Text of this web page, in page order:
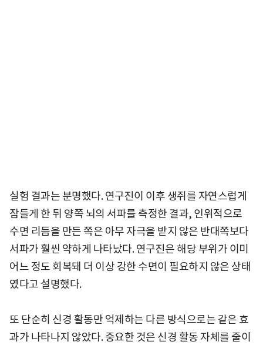
실험 결과는 분명했다. 연구진이 이후 생쥐를 자연스럽게
잠들게 한 뒤 양쪽 뇌의 서파를 측정한 결과, 인위적으로
수면 리듬을 만든 쪽은 아무 자극을 받지 않은 반대쪽보다
서파가 훨씬 약하게 나타났다. 연구진은 해당 부위가 이미
어느 정도 회복돼 더 이상 강한 수면이 필요하지 않은 상태
였다고 설명했다.
또 단순히 신경 활동만 억제하는 다른 방식으로는 같은 효
과가 나타나지 않았다. 중요한 것은 신경 활동 자체를 줄이